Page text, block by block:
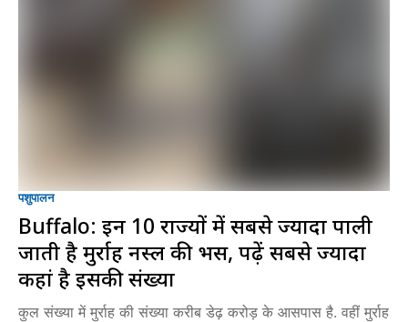
पशुपालन
Buffalo: इन 10 राज्यों में सबसे ज्यादा पाली
जाती है मुर्राह नस्ल की भैंस, पढ़ें सबसे ज्यादा
कहां है इसकी संख्या
कुल संख्या में मुर्राह की संख्या करीब डेढ़ करोड़ के आसपास है. वहीं मुर्राह